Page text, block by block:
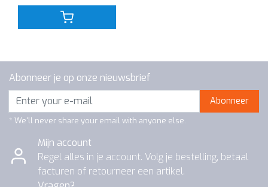
Abonneer je op onze nieuwsbrief
Abonneer
* We'll never share your email with anyone else.
Mijn account
Regel alles in je account. Volg je bestelling, betaal
facturen of retourneer een artikel.